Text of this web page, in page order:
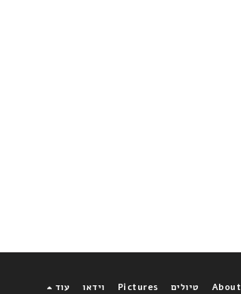
About טיולים Pictures וידאו עוד